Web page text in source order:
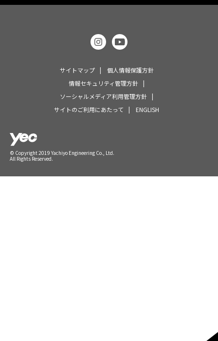
サイトマップ
個人情報保護方針
情報セキュリティ管理方針
ソーシャルメディア利用管理方針
サイトのご利用にあたって
ENGLISH
© Copyright 2019 Yachiyo Engineering Co., Ltd.
All Rights Reserved.